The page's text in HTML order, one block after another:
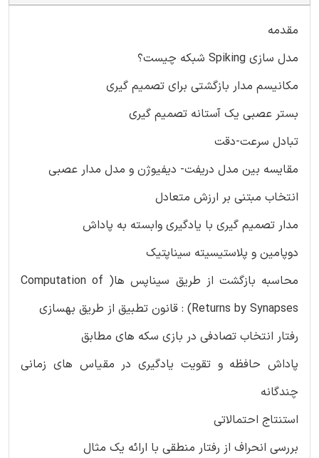
مقدمه
مدل سازی Spiking شبکه چیست؟
مکانیسم مدار بازگشتی برای تصمیم گیری
بستر عصبی یک آستانه تصمیم گیری
تبادل سرعت-دقت
مقایسه بین مدل دریفت- دیفیوژن و مدل مدار عصبی
انتخاب مبتنی بر ارزش متعادل
مدار تصمیم گیری با یادگیری وابسته به پاداش
دوپامین و پلاستیسیته سیناپتیک
محاسبه بازگشت از طریق سیناپس ها( Computation of
Returns by Synapses) : قانون تطبیق از طریق بهسازی
رفتار انتخاب تصادفی در بازی سکه های مطابق
پاداش حافظه و تقویت یادگیری در مقیاس های زمانی
چندگانه
استنتاج احتمالاتی
بررسی انحراف از رفتار منطقی با ارائه یک مثال